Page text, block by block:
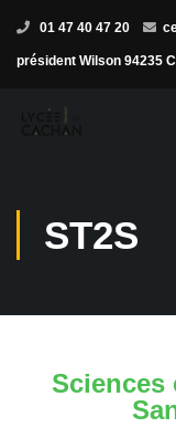
01 47 40 47 20
président Wilson 94235
ST2S
Sciences